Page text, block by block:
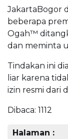
JakartaBogor
beberapa
Ogah™
dan meminta
Tindakan ini
liar karena
izin resmi dari
Dibaca: 1112
Halaman :